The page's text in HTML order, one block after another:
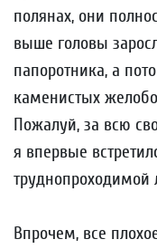
полянах, они
выше головы
папоротника, а
каменистых
Пожалуй, за всю
я впервые
труднопроходимой
Впрочем, все